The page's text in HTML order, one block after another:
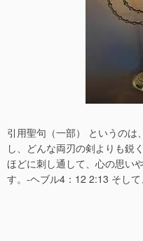
引用聖句（一部） というの
し、どんな両刃の剣よりも鋭
ほどに刺し通して、心の思い
す。-ヘブル4：12 2:13 そし